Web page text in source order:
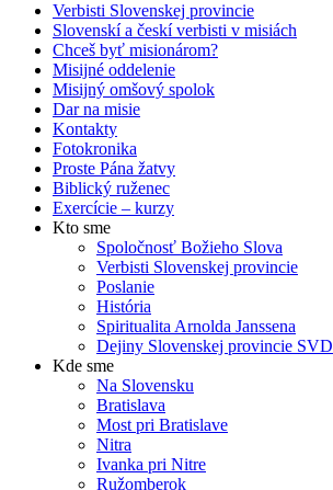
Verbisti Slovenskej provincie
Slovenskí a českí verbisti v misiách
Chceš byť misionárom?
Misijné oddelenie
Misijný omšový spolok
Dar na misie
Kontakty
Fotokronika
Proste Pána žatvy
Biblický ruženec
Exercície – kurzy
Kto sme
Spoločnosť Božieho Slova
Verbisti Slovenskej provincie
Poslanie
História
Spiritualita Arnolda Janssena
Dejiny Slovenskej provincie SVD
Kde sme
Na Slovensku
Bratislava
Most pri Bratislave
Nitra
Ivanka pri Nitre
Ružomberok